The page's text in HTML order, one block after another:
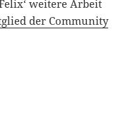
weitere Arbeit
der Community